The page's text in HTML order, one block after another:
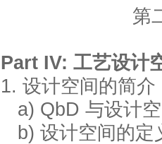
第
Part IV: 工艺设计
1. 设计空间的简介
a) QbD 与设计
b) 设计空间的定